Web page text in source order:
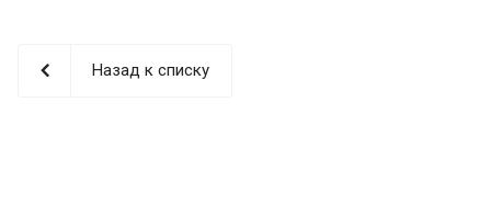
Назад к списку